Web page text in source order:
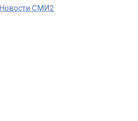
Новости СМИ2